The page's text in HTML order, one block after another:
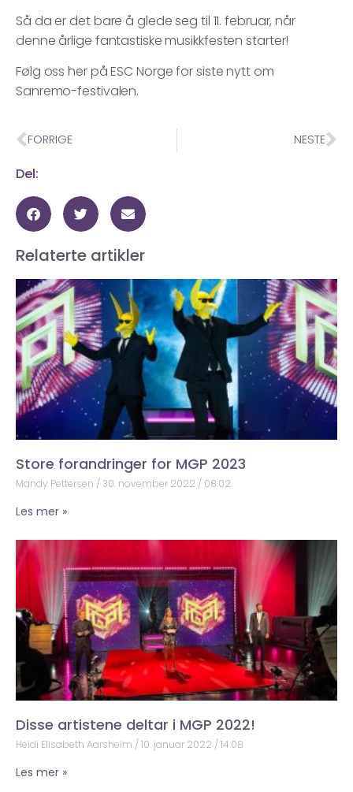
Så da er det bare å glede seg til 11. februar, når
denne årlige fantastiske musikkfesten starter!
Følg oss her på ESC Norge for siste nytt om
Sanremo-festivalen.
FORRIGE NESTE
Del:
Relaterte artikler
Store forandringer for MGP 2023
Mandy Pettersen 30. november 2022 08:02
Les mer »
Disse artistene deltar i MGP 2022!
Heidi Elisabeth Aarsheim 10. januar 2022 14:08
Les mer »